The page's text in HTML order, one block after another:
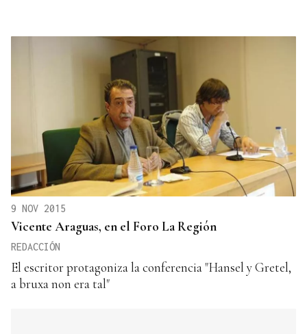
9 NOV 2015
Vicente Araguas, en el Foro La Región
REDACCIÓN
El escritor protagoniza la conferencia "Hansel y Gretel,
a bruxa non era tal"